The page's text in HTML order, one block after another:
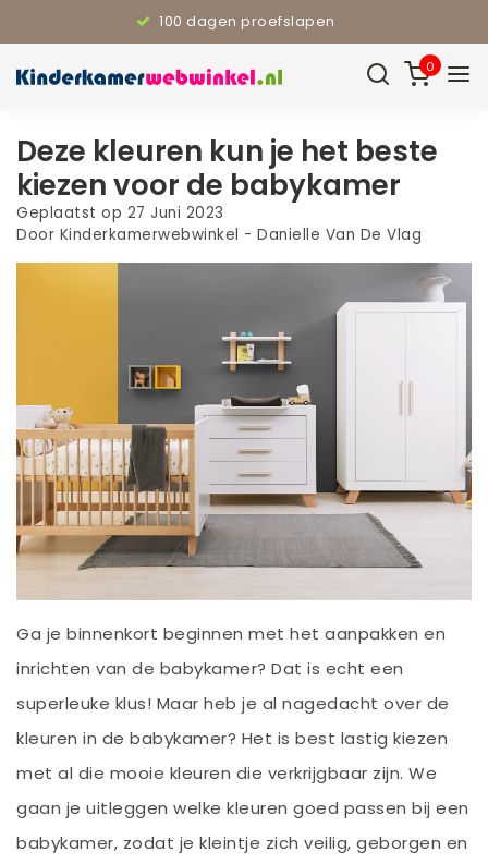
110% Laagste prijsgarantie
0
Deze kleuren kun je het beste
kiezen voor de babykamer
Geplaatst op 27 Juni 2023
Door Kinderkamerwebwinkel - Danielle Van De Vlag
Ga je binnenkort beginnen met het aanpakken en
inrichten van de babykamer? Dat is echt een
superleuke klus! Maar heb je al nagedacht over de
kleuren in de babykamer? Het is best lastig kiezen
met al die mooie kleuren die verkrijgbaar zijn. We
gaan je uitleggen welke kleuren goed passen bij een
babykamer, zodat je kleintje zich veilig, geborgen en